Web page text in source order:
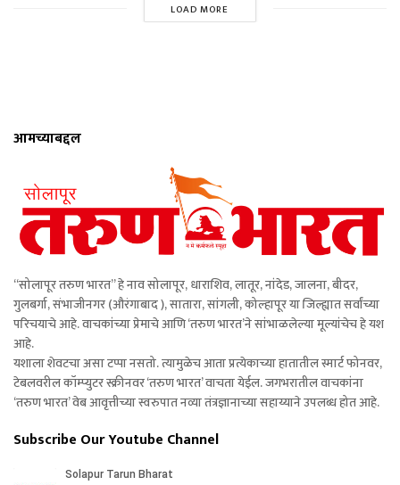
LOAD MORE
आमच्याबद्दल
“सोलापूर तरुण भारत” हे नाव सोलापूर, धाराशिव, लातूर, नांदेड, जालना, बीदर,
गुलबर्गा, संभाजीनगर (औरंगाबाद ), सातारा, सांगली, कोल्हापूर या जिल्ह्यात सर्वांच्या
परिचयाचे आहे. वाचकांच्या प्रेमाचे आणि ‘तरुण भारत’ने सांभाळलेल्या मूल्यांचेच हे यश
आहे.
यशाला शेवटचा असा टप्पा नसतो. त्यामुळेच आता प्रत्येकाच्या हातातील स्मार्ट फोनवर,
टेबलवरील कॉम्प्युटर स्क्रीनवर ‘तरुण भारत’ वाचता येईल. जगभरातील वाचकांना
‘तरुण भारत’ वेब आवृत्तीच्या स्वरुपात नव्या तंत्रज्ञानाच्या सहाय्याने उपलब्ध होत आहे.
Subscribe Our Youtube Channel